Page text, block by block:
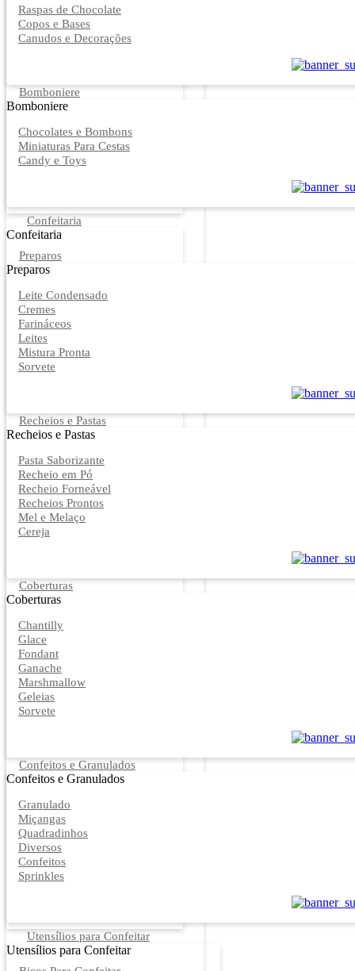
Raspas de Chocolate
Copos e Bases
Canudos e Decorações
Bomboniere
Bomboniere
Chocolates e Bombons
Miniaturas Para Cestas
Candy e Toys
Confeitaria
Confeitaria
Preparos
Preparos
Leite Condensado
Cremes
Farináceos
Leites
Mistura Pronta
Sorvete
Recheios e Pastas
Recheios e Pastas
Pasta Saborizante
Recheio em Pó
Recheio Forneável
Recheios Prontos
Mel e Melaço
Cereja
Coberturas
Coberturas
Chantilly
Glace
Fondant
Ganache
Marshmallow
Geleias
Sorvete
Confeitos e Granulados
Confeitos e Granulados
Granulado
Miçangas
Quadradinhos
Diversos
Confeitos
Sprinkles
Utensílios para Confeitar
Utensílios para Confeitar